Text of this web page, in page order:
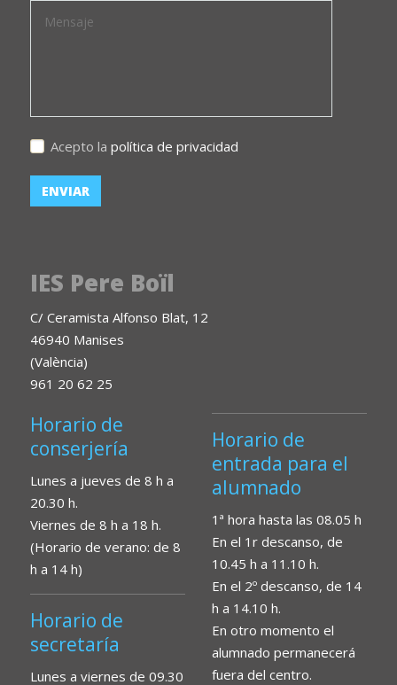
Acepto la política de privacidad
IES Pere Boïl
C/ Ceramista Alfonso Blat, 12
46940 Manises
(València)
961 20 62 25
Horario de
conserjería
Lunes a jueves de 8 h a
20.30 h.
Viernes de 8 h a 18 h.
(Horario de verano: de 8
h a 14 h)
Horario de
secretaría
Lunes a viernes de 09.30
Horario de
entrada para el
alumnado
1ª hora hasta las 08.05 h
En el 1r descanso, de
10.45 h a 11.10 h.
En el 2º descanso, de 14
h a 14.10 h.
En otro momento el
alumnado permanecerá
fuera del centro.